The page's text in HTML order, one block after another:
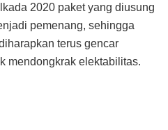
2020 paket yang diusung
pemenang, sehingga
terus gencar
mendongkrak elektabilitas.